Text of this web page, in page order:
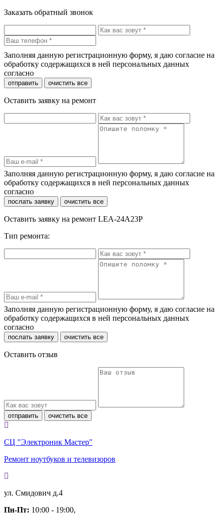
Заказать обратный звонок
Заполняя данную регистрационную форму, я даю согласие на
обработку содержащихся в ней персональных данных
согласно
отправить очистить все
Оставить заявку на ремонт
Заполняя данную регистрационную форму, я даю согласие на
обработку содержащихся в ней персональных данных
согласно
послать заявку очистить все
Оставить заявку на ремонт LEA-24A23P
Тип ремонта:
Заполняя данную регистрационную форму, я даю согласие на
обработку содержащихся в ней персональных данных
согласно
послать заявку очистить все
Оставить отзыв
отправить очистить все
СЦ "Электроник Мастер"
Ремонт ноутбуков и телевизоров
ул. Смидович д.4
Пн-Пт: 10:00 - 19:00,